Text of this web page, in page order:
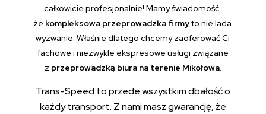
całkowicie profesjonalnie! Mamy świadomość,
że kompleksowa przeprowadzka firmyto nie lada
wyzwanie. Właśnie dlatego chcemy zaoferować Ci
fachowe i niezwykle ekspresowe usługi związane
z przeprowadzką biura na terenie Mikołowa.
Trans-Speed to przede wszystkim dbałość o
każdy transport. Z nami masz gwarancję, że